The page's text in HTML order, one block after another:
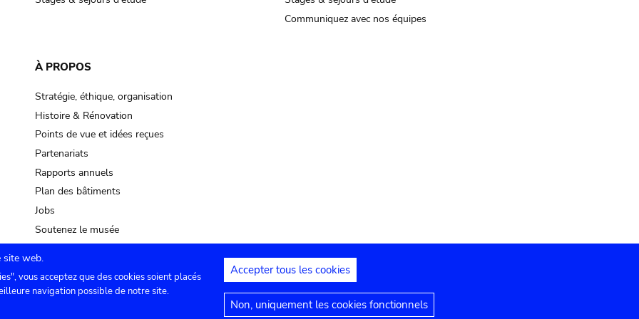
Communiquez avec nos équipes
À PROPOS
Stratégie, éthique, organisation
Histoire & Rénovation
Points de vue et idées reçues
Partenariats
Rapports annuels
Plan des bâtiments
Jobs
Soutenez le musée
Contact Paramètres de confidentialité Mentions juridiques Déclaration d'accessibilité
site web.
vous acceptez que des cookies soient placés
navigation possible de notre site.
Accepter tous les cookies
Non, uniquement les cookies fonctionnels